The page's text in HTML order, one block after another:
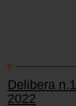
Delibera
2022